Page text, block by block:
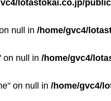
lotastokai.co.jp/
null in /home/gvc4/
on null in /home/gvc4/
on null in /home/gvc4/